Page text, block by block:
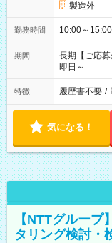
製造外
勤務時間
期間
長期【ご応
即日～
特徴 履歴書不要 /
気になる！
【NTTグルー
タリング検討・